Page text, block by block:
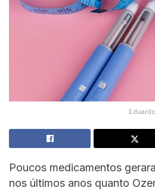
Poucos medicamentos
nos últimos anos quanto